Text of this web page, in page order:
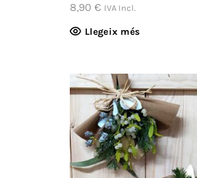
8,90 € IVA Incl.
Llegeix més